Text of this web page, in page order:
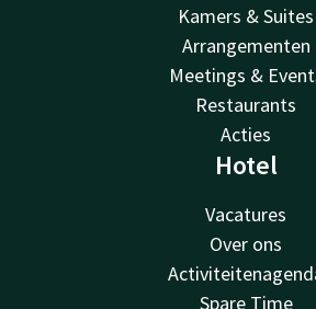
Kamers & Suites
Arrangementen
Meetings &
Restaurants
Acties
Hotel
Vacatures
Over ons
Spare Time